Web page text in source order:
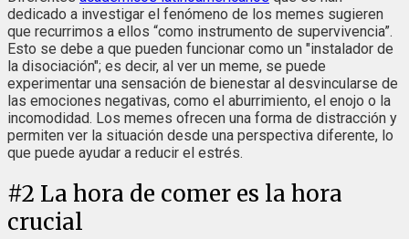
dedicado a investigar el fenómeno de los memes sugieren
que recurrimos a ellos “como instrumento de supervivencia”.
Esto se debe a que pueden funcionar como un "instalador de
la disociación"; es decir, al ver un meme, se puede
experimentar una sensación de bienestar al desvincularse de
las emociones negativas, como el aburrimiento, el enojo o la
incomodidad. Los memes ofrecen una forma de distracción y
permiten ver la situación desde una perspectiva diferente, lo
que puede ayudar a reducir el estrés.
#2 La hora de comer es la hora
crucial